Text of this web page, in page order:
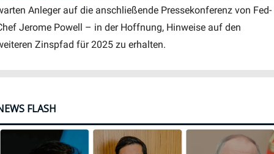
Anleger auf die anschließende Pressekonferenz von Fed-
Jerome Powell – in der Hoffnung, Hinweise auf den
Zinspfad für 2025 zu erhalten.
FLASH